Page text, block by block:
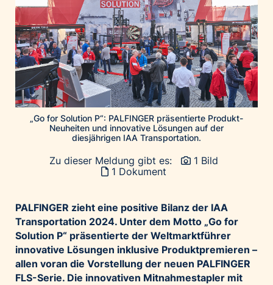
GE HealthCare
Home of Work
Huawei Consumer Business Group
IT:U
JP Immobilien
JYSK
Kroatische Zentrale für Tourismus
Marble House
Microsoft
Mondelēz Österreich
Muse Electronics
Neuroth
öbv – Österreichischer Bundesverlag
„Go for Solution P“: PALFINGER präsentierte Produkt-
Neuheiten und innovative Lösungen auf der
diesjährigen IAA Transportation.
Zu dieser Meldung gibt es:
1 Bild
1 Dokument
PALFINGER zieht eine positive Bilanz der IAA
Transportation 2024. Unter dem Motto „Go for
Solution P“ präsentierte der Weltmarktführer
innovative Lösungen inklusive Produktpremieren –
allen voran die Vorstellung der neuen PALFINGER
FLS-Serie. Die innovativen Mitnahmestapler mit